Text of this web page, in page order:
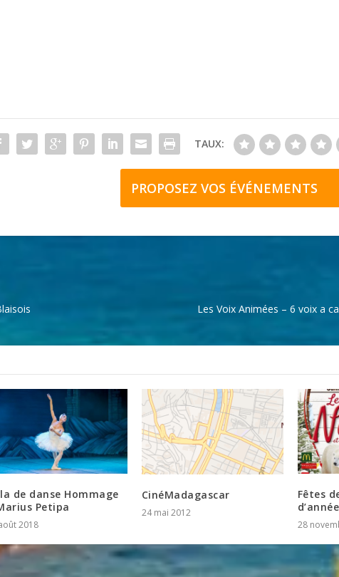
TAUX:
PROPOSEZ VOS ÉVÉNEMENTS
Les Voix Animées – 6 voix a
de danse Hommage
Petipa
2018
CinéMadagascar
24 mai 2012
Fêtes
28